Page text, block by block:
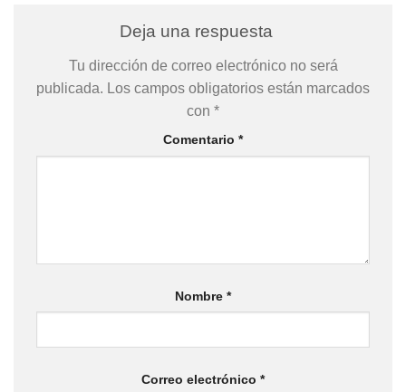
Deja una respuesta
Tu dirección de correo electrónico no será
publicada. Los campos obligatorios están marcados
con *
Comentario *
Nombre *
Correo electrónico *